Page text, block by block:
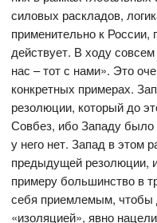
силовых раскладов,
применительно к
действует. В ходу совсем
нас – тот с нами». Это
конкретных примерах.
резолюции, который до
Совбез, ибо Западу было
у него нет. Запад в этом
предыдущей резолюции,
примеру большинство в
себя приемлемым,
«изоляцией», явно